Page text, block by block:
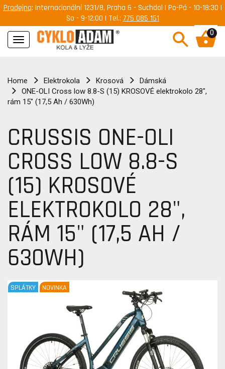
Prodejna: Internacionální 1231/8, Praha 6 - Suchdol | Po-Pá - 10-18:30 |
So - 9-12:00 | Tel.: 775 085 151
Navigace
0
Home Elektrokola Krosová
Dámská
ONE-OLI Cross low 8.8-S (15) KROSOVÉ elektrokolo 28",
rám 15" (17,5 Ah / 630Wh)
CRUSSIS ONE-OLI
CROSS LOW 8.8-S
(15) KROSOVÉ
ELEKTROKOLO 28",
RÁM 15" (17,5 AH /
630WH)
SPLÁTKY NOVINKA